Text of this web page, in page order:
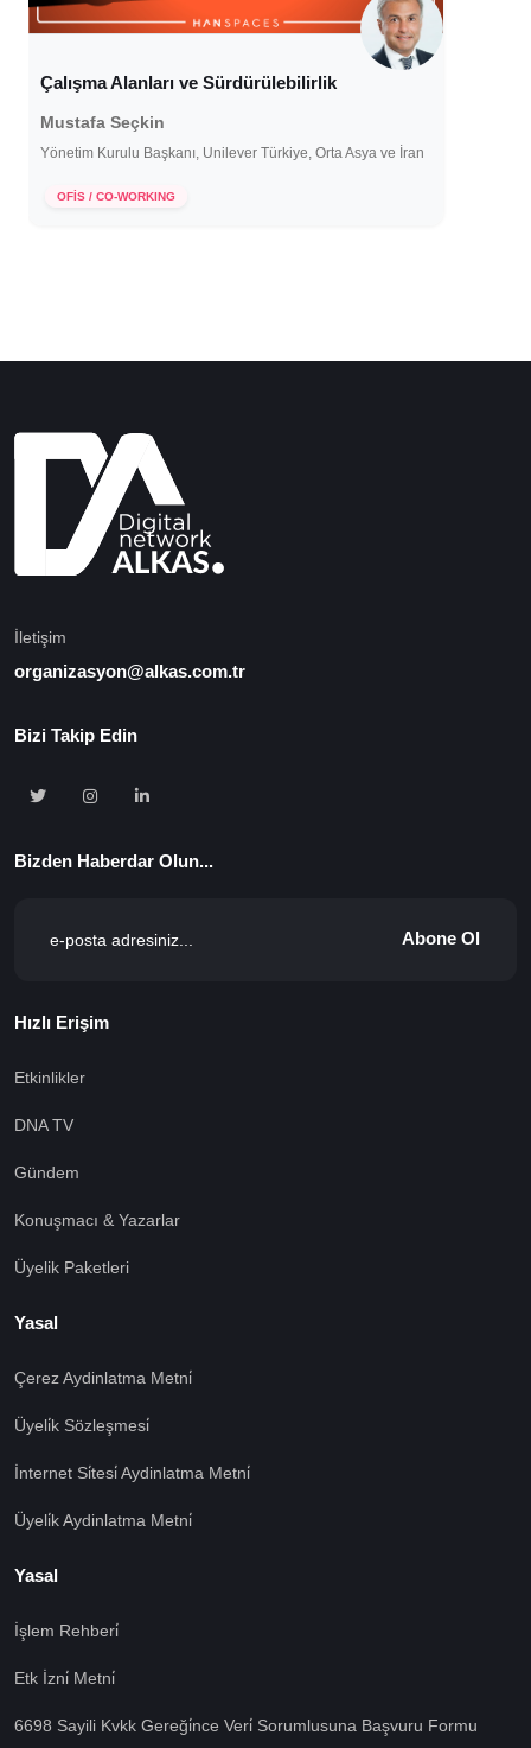
Çalışma Alanları ve Sürdürülebilirlik
Mustafa Seçkin
Yönetim Kurulu Başkanı, Unilever Türkiye, Orta Asya ve İran
OFİS / CO-WORKING
İletişim
organizasyon@alkas.com.tr
Bizi Takip Edin
Bizden Haberdar Olun...
Abone Ol
Hızlı Erişim
Etkinlikler
DNA TV
Gündem
Konuşmacı & Yazarlar
Üyelik Paketleri
Yasal
Çerez Aydinlatma Metni̇
Üyeli̇k Sözleşmesi̇
İnternet Si̇tesi̇ Aydinlatma Metni̇
Üyeli̇k Aydinlatma Metni̇
Yasal
İşlem Rehberi̇
Etk İzni̇ Metni̇
6698 Sayili Kvkk Gereği̇nce Veri̇ Sorumlusuna Başvuru Formu